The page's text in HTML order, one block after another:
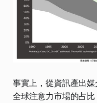
事實上，從資訊產出
全球注意力市場的占